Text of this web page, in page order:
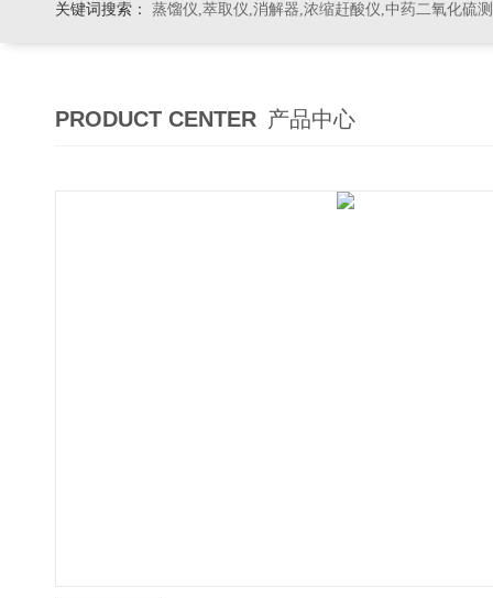
关键词搜索： 蒸馏仪,萃取仪,消解器,浓缩赶酸仪,中药二氧化硫
PRODUCT CENTER 产品中心